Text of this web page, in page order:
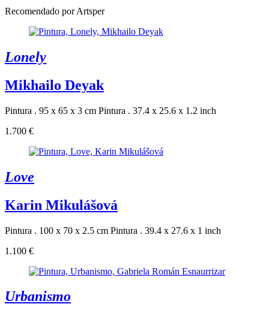
Recomendado por Artsper
Lonely
Mikhailo Deyak
Pintura . 95 x 65 x 3 cm Pintura . 37.4 x 25.6 x 1.2 inch
1.700 €
Love
Karin Mikulášová
Pintura . 100 x 70 x 2.5 cm Pintura . 39.4 x 27.6 x 1 inch
1.100 €
Urbanismo